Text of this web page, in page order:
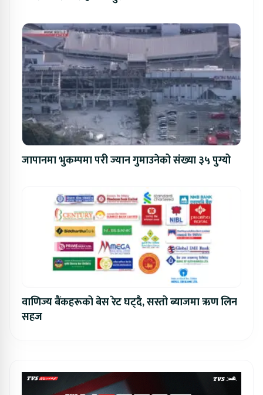
जापानमा भुकम्पमा परी ज्यान गुमाउनेको संख्या ३५ पुग्यो
वाणिज्य बैंकहरूको बेस रेट घट्दै, सस्तो ब्याजमा ऋण लिन
सहज